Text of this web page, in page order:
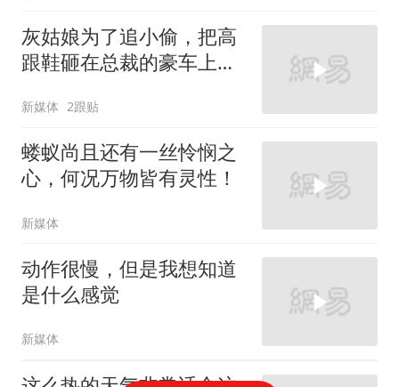
灰姑娘为了追小偷，把高
跟鞋砸在总裁的豪车上，
新媒体 2跟贴
蝼蚁尚且还有一丝怜悯之
心，何况万物皆有灵性！
新媒体
动作很慢，但是我想知道
是什么感觉
新媒体